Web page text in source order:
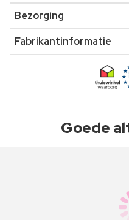
Bezorging
Fabrikantinformatie
Goede